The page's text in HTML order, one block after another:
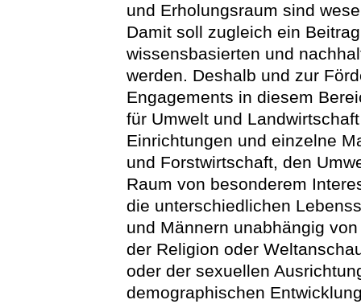
und Erholungsraum sind
Damit soll zugleich ein
wissensbasierten und
werden. Deshalb und zur
Engagements in diesem
für Umwelt und
Einrichtungen und einzelne
und Forstwirtschaft, den
Raum von besonderem
die unterschiedlichen
und Männern unabhängig
der Religion oder
oder der sexuellen
demographischen